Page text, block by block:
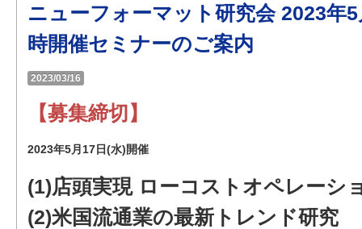
ニューフォーマット研究会 2023年
時開催セミナーのご案内
2023/03/16
【募集締切】
2023年5月17日(水)開催
(1)店頭実現 ローコストオペレーシ
(2)米国流通業の最新トレンド研究